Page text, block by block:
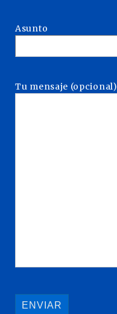
Asunto
Tu mensaje (opcional)